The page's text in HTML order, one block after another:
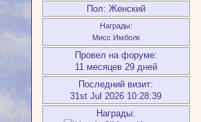
Пол: Женский
Награды:
Мисс Имболк
Провел на форуме:
11 месяцев 29 дней
Последний визит:
31st Jul 2026 10:28:39
Награды: